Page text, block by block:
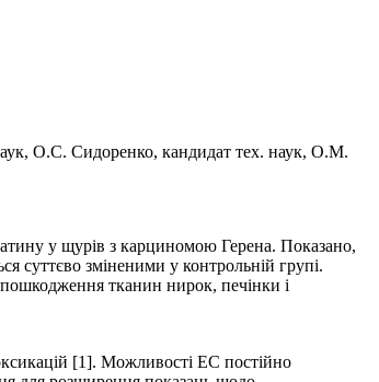
О.С. Сидоренко, кандидат тех. наук, О.М.
у щурів з карциномою Герена. Показано,
суттєво зміненими у контрольній групі.
тканин нирок, печінки і
[1]. Можливості ЕС постійно